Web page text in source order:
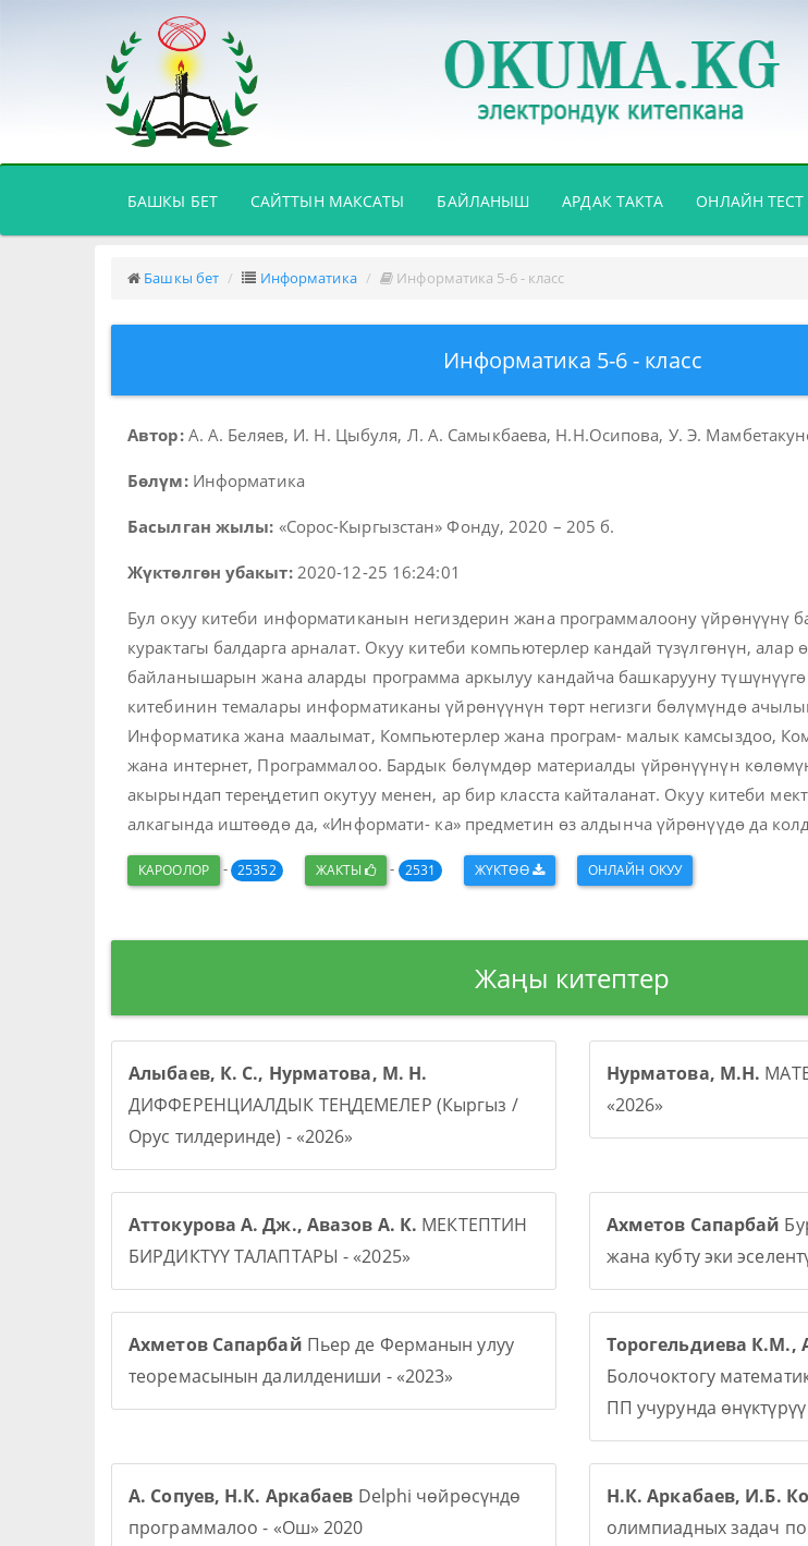
БАШКЫ БЕТ(CURRENT)
САЙТТЫН МАКСАТЫ БАЙЛАНЫШ АРДАК ТАКТА ОНЛАЙН ТЕСТ
Башкы бет Информатика Информатика 5-6 - класс
Информатика 5-6 - класс
Автор:А. А. Беляев, И. Н. Цыбуля, Л. А. Самыкбаева, Н.Н.Осипова, У. Э.
Бөлүм:Информатика
Басылган жылы: «Сорос-Кыргызстан» Фонду, 2020 – 205 б.
Жүктөлгөн убакыт:2020-12-25 16:24:01
Бул окуу китеби информатиканын негиздерин жана программалоону үйрөнүүнү
курактагы балдарга арналат. Окуу китеби компьютерлер кандай түзүлгөнүн, алар
байланышарын жана аларды программа аркылуу кандайча башкарууну
китебинин темалары информатиканы үйрөнүүнүн төрт негизги бөлүмүндө
Информатика жана маалымат, Компьютерлер жана програм- малык камсыздоо,
жана интернет, Программалоо. Бардык бөлүмдөр материалды үйрөнүүнүн
акырындап тереңдетип окутуу менен, ар бир класста кайталанат. Окуу китеби
алкагында иштөөдө да, «Информати- ка» предметин өз алдынча үйрөнүүдө да
КАРООЛОР - 25352 ЖАКТЫ - 2531 ЖҮКТӨӨ ОНЛАЙН ОКУУ
Жаңы китептер
Алыбаев, К. С., Нурматова, М. Н.
ДИФФЕРЕНЦИАЛДЫК ТЕҢДЕМЕЛЕР (Кыргыз /
Орус тилдеринде) - «2026»
Нурматова, М.Н.
«2026»
Аттокурова А. Дж., Авазов А. К. МЕКТЕПТИН
БИРДИКТҮҮ ТАЛАПТАРЫ - «2025»
Ахметов Сапарбай
жана кубту эки
Ахметов Сапарбай Пьер де Ферманын улуу
теоремасынын далилдениши - «2023»
Торогельдиева К.М.,
Болочоктогу
ПП учурунда
А. Сопуев, Н.К. Аркабаев Delphi чөйрөсүндө
программалоо - «Ош» 2020
Н.К. Аркабаев, И.Б.
олимпиадных задач